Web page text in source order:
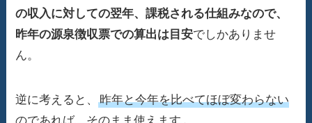
の収入に対しての翌年、課税される仕組みなので、
昨年の源泉徴収票での算出は目安でしかありませ
ん。
逆に考えると、昨年と今年を比べてほぼ変わらない
のであれば、そのまま使えます。